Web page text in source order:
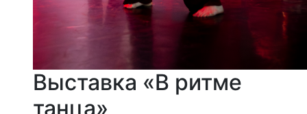
Выставка «В ритме
танца»